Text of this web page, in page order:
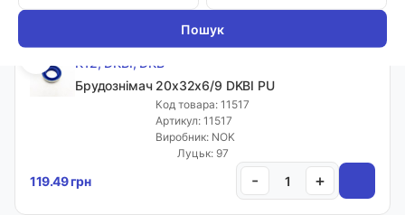
K12, DKBI, DKB
Брудознімач 20х32х6/9 DKBI PU
Код товара: 11517
Артикул: 11517
Виробник: NOK
Луцьк: 97
119.49 грн - +